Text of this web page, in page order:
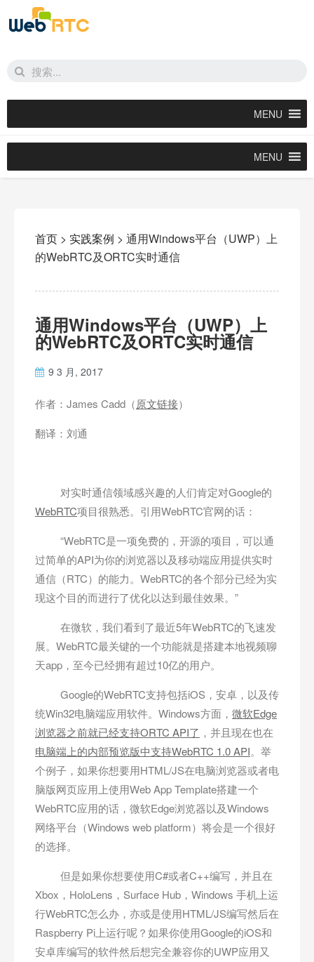
MENU
MENU
首页 > 实践案例 > 通用Windows平台（UWP）上
的WebRTC及ORTC实时通信
通用Windows平台（UWP）上
的WebRTC及ORTC实时通信
9 3 月, 2017
作者：James Cadd（原文链接）
翻译：刘通
对实时通信领域感兴趣的人们肯定对Google的
WebRTC项目很熟悉。引用WebRTC官网的话：
“WebRTC是一项免费的，开源的项目，可以通
过简单的API为你的浏览器以及移动端应用提供实时
通信（RTC）的能力。WebRTC的各个部分已经为实
现这个目的而进行了优化以达到最佳效果。”
在微软，我们看到了最近5年WebRTC的飞速发
展。WebRTC最关键的一个功能就是搭建本地视频聊
天app，至今已经拥有超过10亿的用户。
Google的WebRTC支持包括iOS，安卓，以及传
统Win32电脑端应用软件。Windows方面， 微软Edge
浏览器之前就已经支持ORTC API了 ，并且现在也在
电脑端上的内部预览版中支持WebRTC 1.0 API。举
个例子，如果你想要用HTML/JS在电脑浏览器或者电
脑版网页应用上使用Web App Template搭建一个
WebRTC应用的话，微软Edge浏览器以及Windows
网络平台（Windows web platform）将会是一个很好
的选择。
但是如果你想要使用C#或者C++编写，并且在
Xbox，HoloLens，Surface Hub，Windows 手机上运
行WebRTC怎么办，亦或是使用HTML/JS编写然后在
Raspberry Pi上运行呢？如果你使用Google的iOS和
安卓库编写的软件然后想完全兼容你的UWP应用又